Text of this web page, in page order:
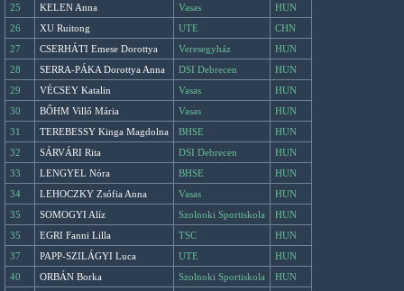
25
KELEN Anna Vasas
HUN
26
XU Ruitong UTE
CHN
27
CSERHÁTI Emese Dorottya Veresegyház
HUN
28
SERRA-PÁKA Dorottya Anna DSI Debrecen
HUN
29
VÉCSEY Katalin Vasas
HUN
30
BŐHM Villő Mária Vasas
HUN
31
TEREBESSY Kinga Magdolna BHSE
HUN
32
SÁRVÁRI Rita DSI Debrecen
HUN
33
LENGYEL Nóra BHSE
HUN
34
LEHOCZKY Zsófia Anna Vasas
HUN
35
SOMOGYI Alíz Szolnoki Sportiskola
HUN
35
EGRI Fanni Lilla TSC
HUN
37
PAPP-SZILÁGYI Luca UTE
HUN
40
ORBÁN Borka Szolnoki Sportiskola
HUN